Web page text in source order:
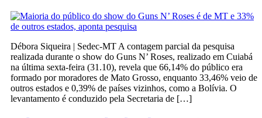
Débora Siqueira | Sedec-MT A contagem parcial da pesquisa
realizada durante o show do Guns N’ Roses, realizado em Cuiabá
na última sexta-feira (31.10), revela que 66,14% do público era
formado por moradores de Mato Grosso, enquanto 33,46% veio de
outros estados e 0,39% de países vizinhos, como a Bolívia. O
levantamento é conduzido pela Secretaria de […]